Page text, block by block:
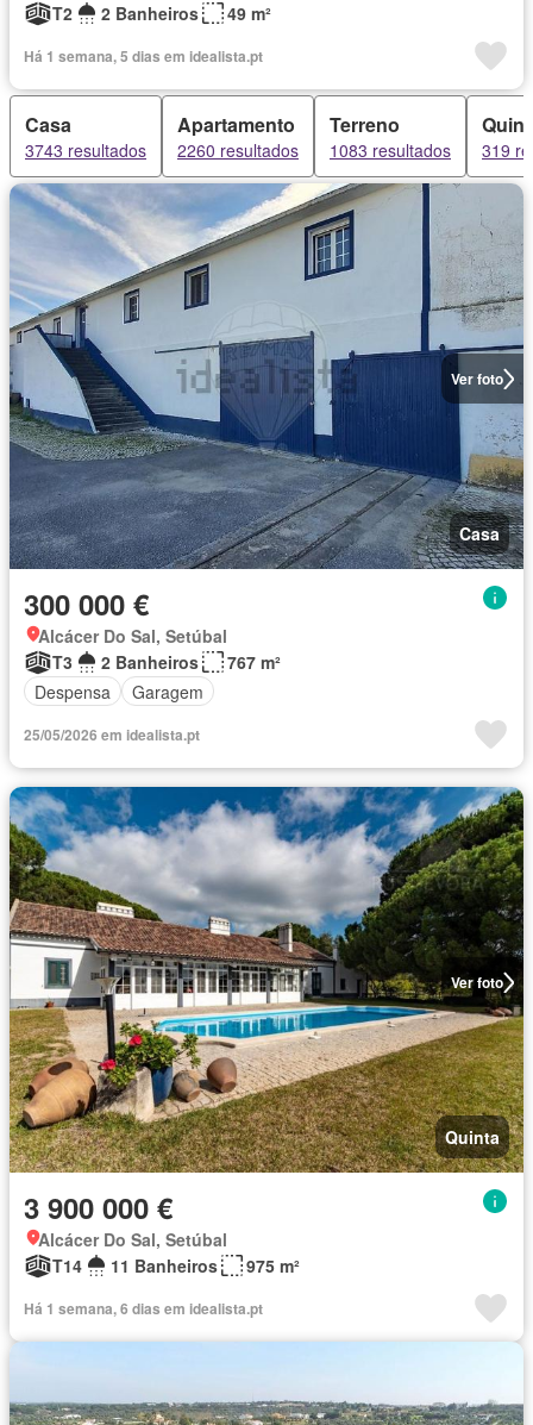
T2
2 Banheiros 49 m²
Há 1 semana, 5 dias em idealista.pt
Casa
3743 resultados
Apartamento
2260 resultados
Terreno
1083 resultados 319
Ver foto
Casa
300 000 €
Alcácer Do Sal, Setúbal
T3
2 Banheiros
767 m²
Despensa
Garagem
25/05/2026 em idealista.pt
Ver foto
Quinta
3 900 000 €
Alcácer Do Sal, Setúbal
T14
11 Banheiros 975 m²
Há 1 semana, 6 dias em idealista.pt